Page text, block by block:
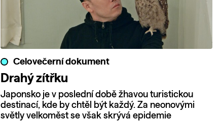
Celovečerní dokument
Drahý zítřku
Japonsko je v poslední době žhavou turistickou
destinací, kde by chtěl být každý. Za neonovými
světly velkoměst se však skrývá epidemie